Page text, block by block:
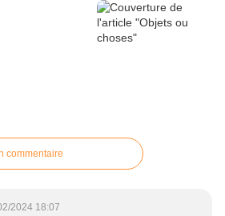
commentaire
2024 18:07